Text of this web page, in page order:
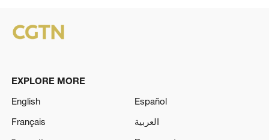
EXPLORE MORE
English
Español
Français
العربية